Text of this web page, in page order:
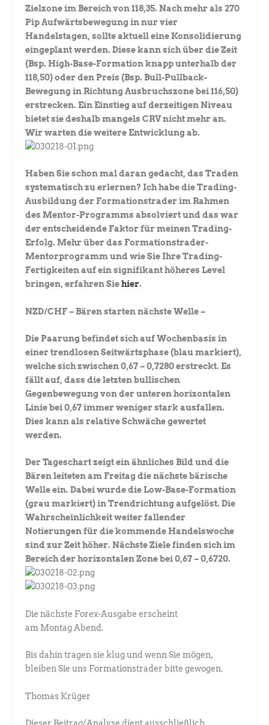
Zielzone im Bereich von 118,35. Nach mehr als 270
Pip Aufwärtsbewegung in nur vier
Handelstagen, sollte aktuell eine Konsolidierung
eingeplant werden. Diese kann sich über die Zeit
(Bsp. High-Base-Formation knapp unterhalb der
118,50) oder den Preis (Bsp. Bull-Pullback-
Bewegung in Richtung Ausbruchszone bei 116,50)
erstrecken. Ein Einstieg auf derzeitigen Niveau
bietet sie deshalb mangels CRV nicht mehr an.
Wir warten die weitere Entwicklung ab.
Haben Sie schon mal daran gedacht, das Traden
systematisch zu erlernen? Ich habe die Trading-
Ausbildung der Formationstrader im Rahmen
des Mentor-Programms absolviert und das war
der entscheidende Faktor für meinen Trading-
Erfolg. Mehr über das Formationstrader-
Mentorprogramm und wie Sie Ihre Trading-
Fertigkeiten auf ein signifikant höheres Level
bringen, erfahren Siehier.
NZD/CHF – Bären starten nächste Welle –
Die Paarung befindet sich auf Wochenbasis in
einer trendlosen Seitwärtsphase (blau markiert),
welche sich zwischen 0,67 – 0,7280 erstreckt. Es
fällt auf, dass die letzten bullischen
Gegenbewegung von der unteren horizontalen
Linie bei 0,67 immer weniger stark ausfallen.
Dies kann als relative Schwäche gewertet
werden.
Der Tageschart zeigt ein ähnliches Bild und die
Bären leiteten am Freitag die nächste bärische
Welle ein. Dabei wurde die Low-Base-Formation
(grau markiert) in Trendrichtung aufgelöst. Die
Wahrscheinlichkeit weiter fallender
Notierungen für die kommende Handelswoche
sind zur Zeit höher. Nächste Ziele finden sich im
Bereich der horizontalen Zone bei 0,67 – 0,6720.
Die nächste Forex-Ausgabe erscheint
am Montag Abend.
Bis dahin tragen sie klug und wenn Sie mögen,
bleiben Sie uns Formationstrader bitte gewogen.
Thomas Krüger